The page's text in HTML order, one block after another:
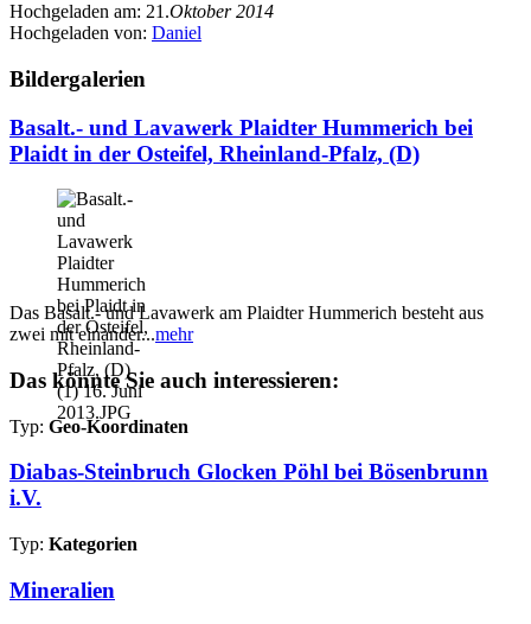
Hochgeladen am: 21.Oktober 2014
Hochgeladen von: Daniel
Bildergalerien
Basalt.- und Lavawerk Plaidter Hummerich bei
Plaidt in der Osteifel, Rheinland-Pfalz, (D)
Das Basalt.- und Lavawerk am Plaidter Hummerich besteht aus
zwei mit einander...mehr
Das könnte Sie auch interessieren:
Typ: Geo-Koordinaten
Diabas-Steinbruch Glocken Pöhl bei Bösenbrunn
i.V.
Typ: Kategorien
Mineralien